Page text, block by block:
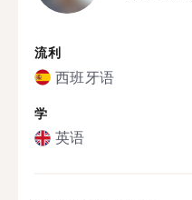
流利
西班牙语
学
英语